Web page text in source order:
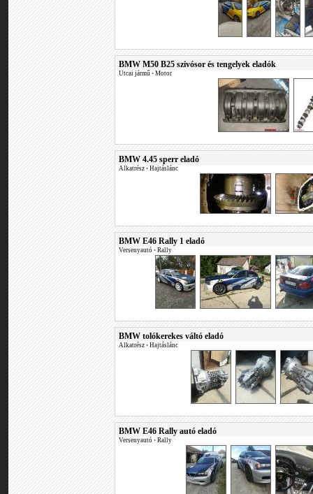
BMW M50 B25 szivósor és tengelyek eladók
Utcai jármű • Motor
BMW 4.45 sperr eladó
Alkatrész • Hajtáslánc
BMW E46 Rally 1 eladó
Versenyautó • Rally
BMW tolókerekes váltó eladó
Alkatrész • Hajtáslánc
BMW E46 Rally autó eladó
Versenyautó • Rally